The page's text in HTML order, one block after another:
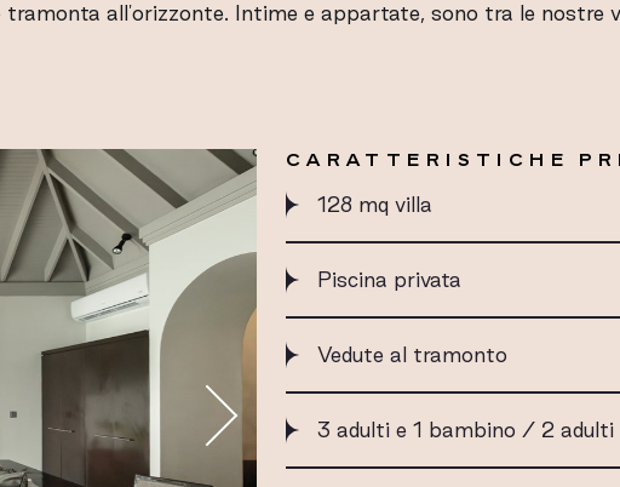
all'orizzonte. Intime e appartate, sono tra le nostre
CARATTERISTICHE
128 mq villa
Piscina privata
Vedute al tramonto
3 adulti e 1 bambino / 2 adulti